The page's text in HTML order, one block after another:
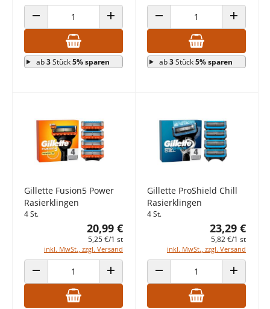
ANZAHL VERRINGERN ANZAHL ERHÖHEN
ab3Stück5% sparen
ANZAHL VERRINGERN ANZAHL
ab3Stück5% sparen
Gillette Fusion5 Power
Rasierklingen
4 St.
20,99 €
5,25 €/1 st
inkl. MwSt., zzgl. Versand
ANZAHL VERRINGERN ANZAHL ERHÖHEN
Gillette ProShield Chill
Rasierklingen
4 St.
23,29 €
5,82 €/1 st
inkl. MwSt., zzgl. Versand
ANZAHL VERRINGERN ANZAHL